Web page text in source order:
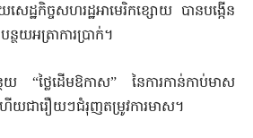
េដ្ឋកិច្ចសហរដ្ឋអាមេរិកខ្សោយ បានបង្កើន
យអត្រាការប្រាក់។
ថយ “ថ្លៃដើមឱកាស” នៃការកាន់កាប់មាស
ើយជារឿយៗជំរុញតម្រូវការមាស។